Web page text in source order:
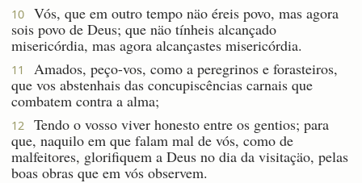
10
Vós, que em outro tempo näo éreis povo, mas agora
sois povo de Deus; que näo tínheis alcançado
misericórdia, mas agora alcançastes misericórdia.
11
Amados, peço-vos, como a peregrinos e forasteiros,
que vos abstenhais das concupiscências carnais que
combatem contra a alma;
12
Tendo o vosso viver honesto entre os gentios; para
que, naquilo em que falam mal de vós, como de
malfeitores, glorifiquem a Deus no dia da visitaçäo, pelas
boas obras que em vós observem.